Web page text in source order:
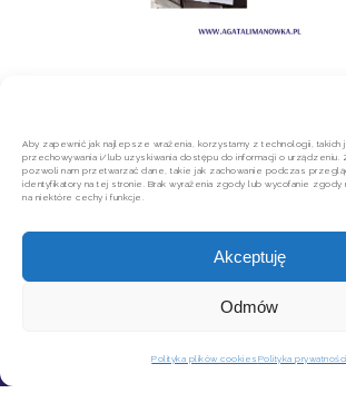
Aby zapewnić jak najlepsze wrażenia, korzystamy z technologii, takich
przechowywania i/lub uzyskiwania dostępu do informacji o
pozwoli nam przetwarzać dane, takie jak zachowanie podczas
identyfikatory na tej stronie. Brak wyrażenia zgody lub wycofanie
na niektóre cechy i funkcje.
Akceptuję
Odmów
Polityka plików cookies Polityka prywatności
SZYBKIE ZWROTY INPOST